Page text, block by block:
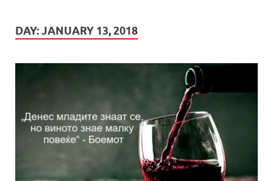
DAY:JANUARY 13, 2018